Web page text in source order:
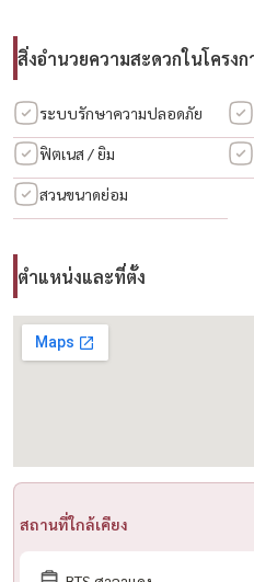
🏢 สิ่งอำนวยความสะดวกระดับพรีเมียม
■Lobby Center Court
■ฟิตเนสสุดหรู / สตูดิโอโยคะและมวย
■สระว่ายน้ำสไตล์โคโลเนียล
📍 สถานที่ใกล้เคียง
✔ สวนลุมพินี | สีลมคอมเพล็กซ์ | สยามพ
✔ เซนต์โยเซฟคอนแวนต์ | จุฬาลงกรณ์
✔ โรงพยาบาลบีเอ็นเอช | โรงพยาบา
🌐 เว็บไซต์:
📌 Facebook: Housewa Asset
สิ่งอำนวยความสะดวกในโครงก
ระบบรักษาความปลอดภัย
ฟิตเนส / ยิม
สวนขนาดย่อม
ตำแหน่งและที่ตั้ง
สถานที่ใกล้เคียง